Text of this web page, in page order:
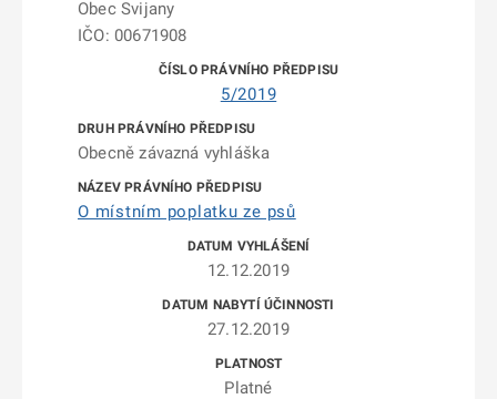
Obec Svijany
IČO: 00671908
5/2019
Obecně závazná vyhláška
O místním poplatku ze psů
12.12.2019
27.12.2019
Platné